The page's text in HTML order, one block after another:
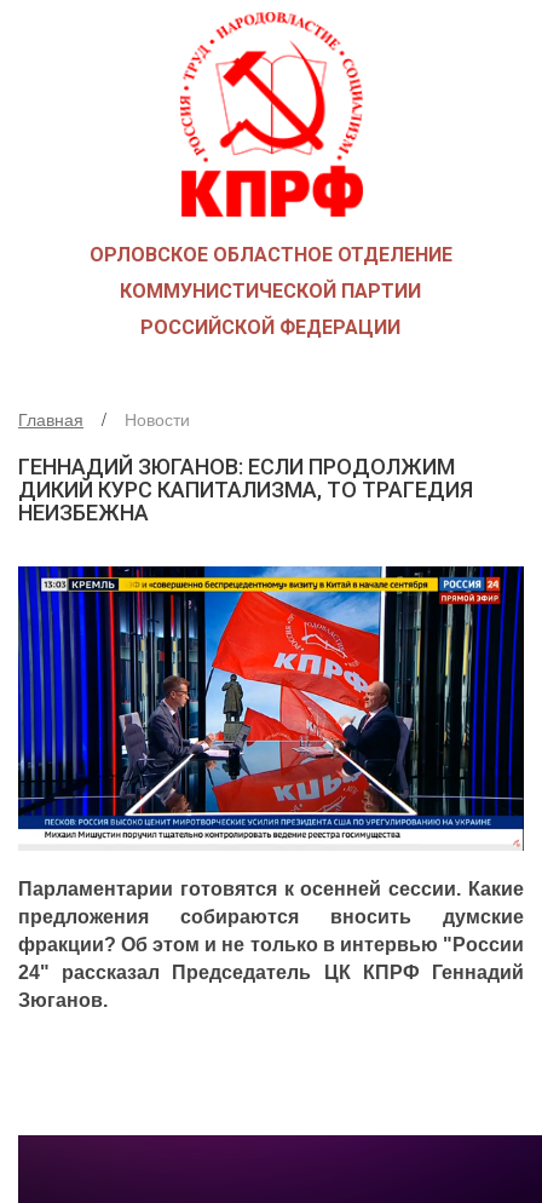
КАК ВСТУПИТЬ В КПРФ
ОБЩЕСТВЕННЫЕ ОРГАНИЗАЦИИ
СОЮЗ СОВЕТСКИХ ОФИЦЕРОВ В ПОДДЕРЖКУ АРМИИ И
НАДЕЖДА РОССИИ
ДЕПУТАТСКАЯ ВЕРТИКАЛЬ
ОРЛОВСКИЙ ОБЛАСТНОЙ СОВЕТ
ОРЛОВСКИЙ ГОРОДСКОЙ СОВЕТ
ДЕПУТАТЫ ОРГАНОВ МЕСТНОГО САМОУПРАВЛЕНИЯ
ПАРТИЙНАЯ ПЕЧАТЬ
ПАРТИЙНАЯ ЖИЗНЬ
МЕСТНЫЕ ОТДЕЛЕНИЯ
КОНТАКТЫ
КПРФ ПРОФ
г. Орел, ул. Ковальская,
8 (4862) 22-33-44
8 (4862) 77-88-99
Вход
ОРЛОВСКОЕ ОБЛАСТНОЕ ОТДЕЛЕНИЕ
КОММУНИСТИЧЕСКОЙ ПАРТИИ
РОССИЙСКОЙ ФЕДЕРАЦИИ
Главная Новости
ГЕННАДИЙ ЗЮГАНОВ: ЕСЛИ ПРОДОЛЖИМ
ДИКИЙ КУРС КАПИТАЛИЗМА, ТО ТРАГЕДИЯ
НЕИЗБЕЖНА
Парламентарии готовятся к осенней сессии. Какие
предложения собираются вносить думские
фракции? Об этом и не только в интервью "России
24" рассказал Председатель ЦК КПРФ Геннадий
Зюганов.